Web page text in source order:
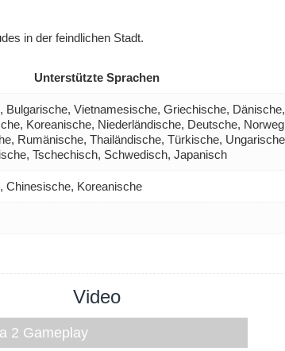
in der feindlichen Stadt.
Unterstützte Sprachen
Bulgarische, Vietnamesische, Griechische,
Koreanische, Niederländische, Deutsche,
Rumänische, Thailändische, Türkische,
Tschechisch, Schwedisch, Japanisch
Chinesische, Koreanische
Video
2 Gameplay